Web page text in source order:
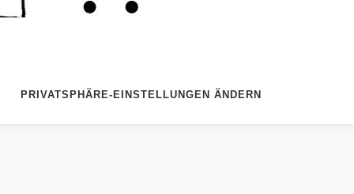
PRIVATSPHÄRE-EINSTELLUNGEN ÄNDERN